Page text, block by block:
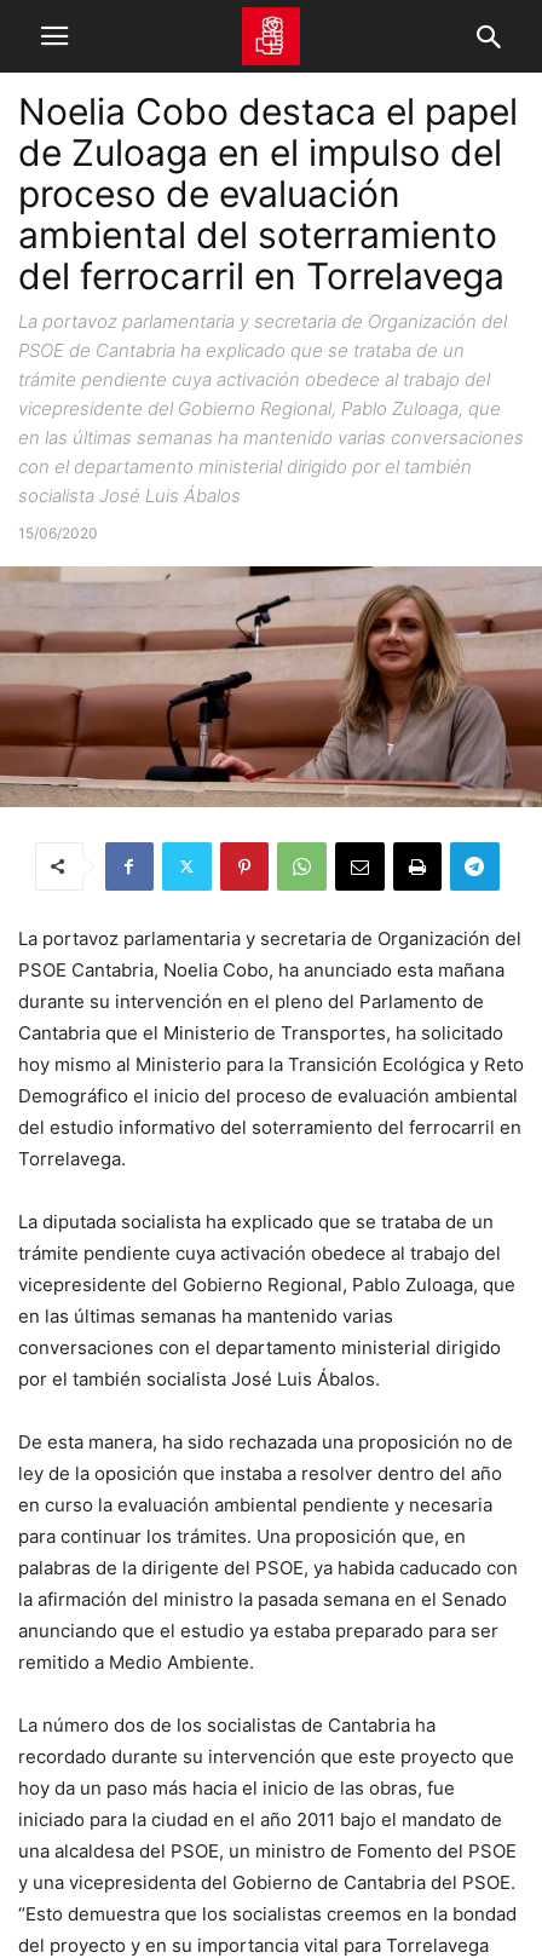
Noelia Cobo destaca el papel
de Zuloaga en el impulso del
proceso de evaluación
ambiental del soterramiento
del ferrocarril en Torrelavega
La portavoz parlamentaria y secretaria de Organización del
PSOE de Cantabria ha explicado que se trataba de un
trámite pendiente cuya activación obedece al trabajo del
vicepresidente del Gobierno Regional, Pablo Zuloaga, que
en las últimas semanas ha mantenido varias conversaciones
con el departamento ministerial dirigido por el también
socialista José Luis Ábalos
15/06/2020
La portavoz parlamentaria y secretaria de Organización del
PSOE Cantabria, Noelia Cobo, ha anunciado esta mañana
durante su intervención en el pleno del Parlamento de
Cantabria que el Ministerio de Transportes, ha solicitado
hoy mismo al Ministerio para la Transición Ecológica y Reto
Demográfico el inicio del proceso de evaluación ambiental
del estudio informativo del soterramiento del ferrocarril en
Torrelavega.
La diputada socialista ha explicado que se trataba de un
trámite pendiente cuya activación obedece al trabajo del
vicepresidente del Gobierno Regional, Pablo Zuloaga, que
en las últimas semanas ha mantenido varias
conversaciones con el departamento ministerial dirigido
por el también socialista José Luis Ábalos.
De esta manera, ha sido rechazada una proposición no de
ley de la oposición que instaba a resolver dentro del año
en curso la evaluación ambiental pendiente y necesaria
para continuar los trámites. Una proposición que, en
palabras de la dirigente del PSOE, ya habida caducado con
la afirmación del ministro la pasada semana en el Senado
anunciando que el estudio ya estaba preparado para ser
remitido a Medio Ambiente.
La número dos de los socialistas de Cantabria ha
recordado durante su intervención que este proyecto que
hoy da un paso más hacia el inicio de las obras, fue
iniciado para la ciudad en el año 2011 bajo el mandato de
una alcaldesa del PSOE, un ministro de Fomento del PSOE
y una vicepresidenta del Gobierno de Cantabria del PSOE.
“Esto demuestra que los socialistas creemos en la bondad
del proyecto y en su importancia vital para Torrelavega